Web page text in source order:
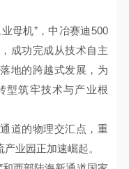
母机”，中冶赛迪500
成功完成从技术自主
地的跨越式发展，为
型筑牢技术与产业根
道的物理交汇点，重
业园正加速崛起。